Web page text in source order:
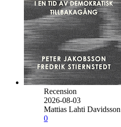
Recension
2026-08-03
Mattias Lahti Davidsson
0